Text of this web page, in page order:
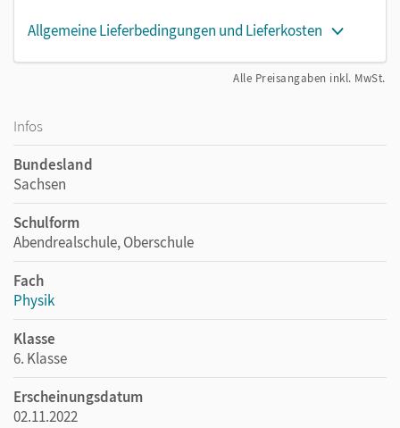
Allgemeine Lieferbedingungen und Lieferkosten
Alle Preisangaben inkl. MwSt.
Infos
Bundesland
Sachsen
Schulform
Abendrealschule, Oberschule
Fach
Physik
Klasse
6. Klasse
Erscheinungsdatum
02.11.2022